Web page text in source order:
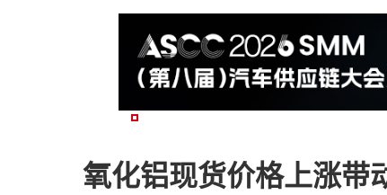
氧化铝现货价格上涨带